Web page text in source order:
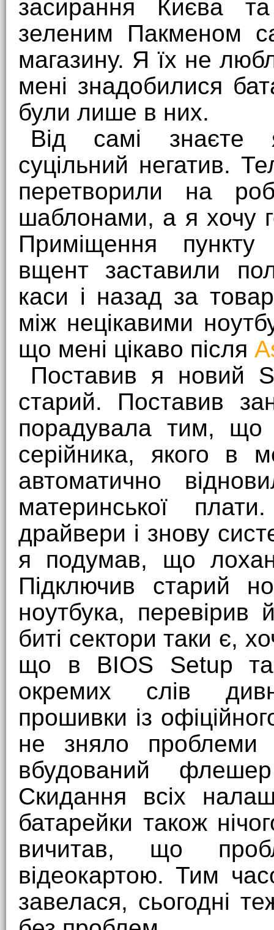
засирання Києва
зеленим Пакменом
магазину. Я їх не
мені знадобилися
були лише в них.
Від самі знаєте
суцільний негатив.
перетворили на
шаблонами, а я хочу
Приміщення
вщент заставили
каси і назад за
між нецікавими
що мені цікаво після
Поставив я новий
старий. Поставив
порадувала тим, що
серійника, якого в
автоматично
материнської
драйвери і знову
я подумав, що
Підключив старий
ноутбука,
биті сектори таки є,
що в BIOS Setup та
окремих слів
прошивки із
не зняло проблеми
вбудований
Скидання всіх
батарейки також
вичитав, що
відеокартою. Тим
завелася, сьогодні